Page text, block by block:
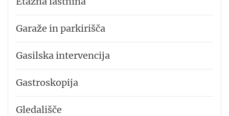
Garaže in parkirišča
Gasilska intervencija
Gastroskopija
Gledališče